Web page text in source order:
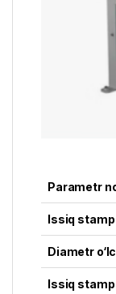
Parametr
Issiq
Diametr
Issiq